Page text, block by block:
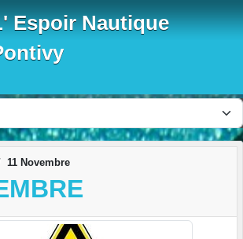
Espoir Nautique
11 Novembre
des cookies